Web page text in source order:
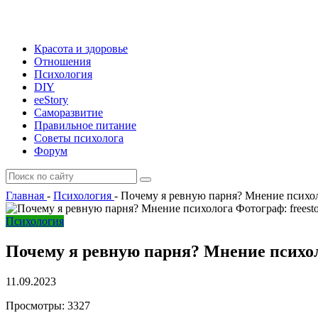
Красота и здоровье
Отношения
Психология
DIY
ееStory
Саморазвитие
Правильное питание
Советы психолога
Форум
Главная - Психология - Почему я ревную парня? Мнение
Фотограф:
Психология
Почему я ревную парня? Мнение
11.09.2023
Просмотры: 3327